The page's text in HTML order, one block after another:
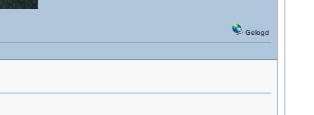
Gelogd